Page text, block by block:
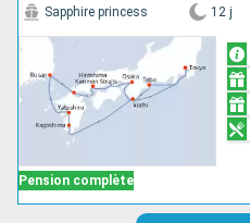
Pension complète
Sapphire princess 12 j